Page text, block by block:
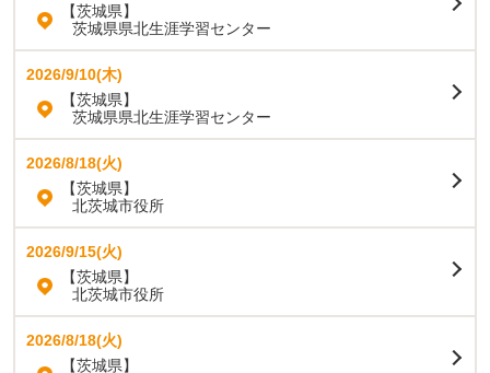
【茨城県】
茨城県県北生涯学習センター
2026/9/10(木)
【茨城県】
茨城県県北生涯学習センター
2026/8/18(火)
【茨城県】
北茨城市役所
2026/9/15(火)
【茨城県】
北茨城市役所
2026/8/18(火)
【茨城県】